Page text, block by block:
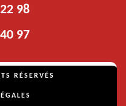
98
97
RÉSERVÉS